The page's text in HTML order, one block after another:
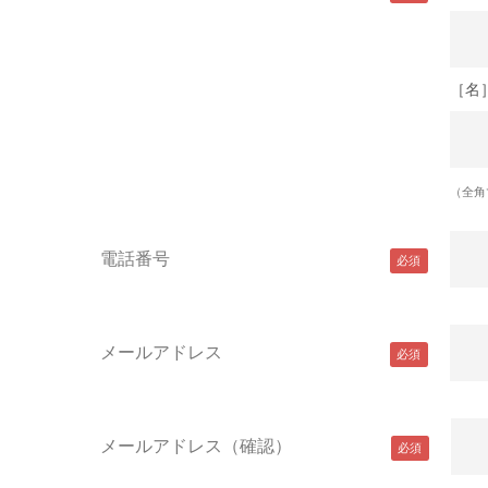
［名］
（全
電話番号
メールアドレス
メールアドレス（確認）